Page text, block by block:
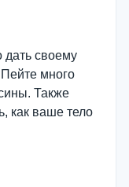
своему
много
Также
как ваше тело